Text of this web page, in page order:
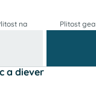
na Plitost gea
a diever